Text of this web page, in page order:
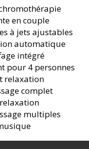
en couple
à jets ajustables
automatique
intégré
pour 4 personnes
relaxation
complet
multiples